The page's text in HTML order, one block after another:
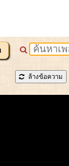
ล้างข้อความ